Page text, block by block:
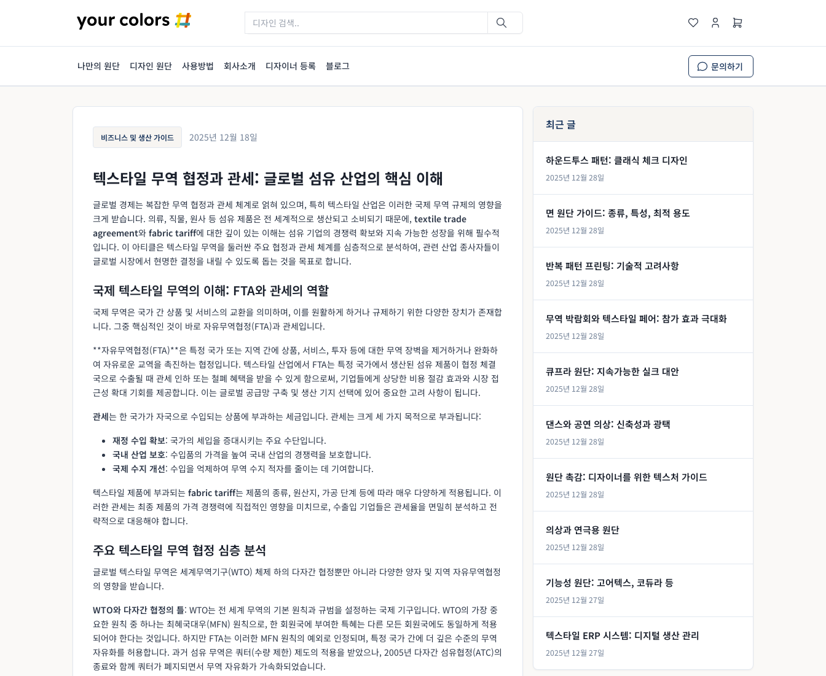
나만의 원단 디자인 원단 사용방법 회사소개 디자이너 등록 블로그 문의하기
비즈니스 및 생산 가이드 2025년 12월 18일
텍스타일 무역 협정과 관세: 글로벌 섬유 산업의 핵심 이해
글로벌 경제는 복잡한 무역 협정과 관세 체계로 얽혀 있으며, 특히 텍스타일 산업은 이러한 국제 무역 규제의 영향을
크게 받습니다. 의류, 직물, 원사 등 섬유 제품은 전 세계적으로 생산되고 소비되기 때문에, textile trade
agreement와 fabric tariff에 대한 깊이 있는 이해는 섬유 기업의 경쟁력 확보와 지속 가능한 성장을 위해 필수적
입니다. 이 아티클은 텍스타일 무역을 둘러싼 주요 협정과 관세 체계를 심층적으로 분석하여, 관련 산업 종사자들이
글로벌 시장에서 현명한 결정을 내릴 수 있도록 돕는 것을 목표로 합니다.
국제 텍스타일 무역의 이해: FTA와 관세의 역할
국제 무역은 국가 간 상품 및 서비스의 교환을 의미하며, 이를 원활하게 하거나 규제하기 위한 다양한 장치가 존재합
니다. 그중 핵심적인 것이 바로 자유무역협정(FTA)과 관세입니다.
**자유무역협정(FTA)**은 특정 국가 또는 지역 간에 상품, 서비스, 투자 등에 대한 무역 장벽을 제거하거나 완화하
여 자유로운 교역을 촉진하는 협정입니다. 텍스타일 산업에서 FTA는 특정 국가에서 생산된 섬유 제품이 협정 체결
국으로 수출될 때 관세 인하 또는 철폐 혜택을 받을 수 있게 함으로써, 기업들에게 상당한 비용 절감 효과와 시장 접
근성 확대 기회를 제공합니다. 이는 글로벌 공급망 구축 및 생산 기지 선택에 있어 중요한 고려 사항이 됩니다.
관세는 한 국가가 자국으로 수입되는 상품에 부과하는 세금입니다. 관세는 크게 세 가지 목적으로 부과됩니다:
재정 수입 확보: 국가의 세입을 증대시키는 주요 수단입니다.
국내 산업 보호: 수입품의 가격을 높여 국내 산업의 경쟁력을 보호합니다.
국제 수지 개선: 수입을 억제하여 무역 수지 적자를 줄이는 데 기여합니다.
텍스타일 제품에 부과되는 fabric tariff는 제품의 종류, 원산지, 가공 단계 등에 따라 매우 다양하게 적용됩니다. 이
러한 관세는 최종 제품의 가격 경쟁력에 직접적인 영향을 미치므로, 수출입 기업들은 관세율을 면밀히 분석하고 전
략적으로 대응해야 합니다.
주요 텍스타일 무역 협정 심층 분석
글로벌 텍스타일 무역은 세계무역기구(WTO) 체제 하의 다자간 협정뿐만 아니라 다양한 양자 및 지역 자유무역협정
의 영향을 받습니다.
WTO와 다자간 협정의 틀: WTO는 전 세계 무역의 기본 원칙과 규범을 설정하는 국제 기구입니다. WTO의 가장 중
요한 원칙 중 하나는 최혜국대우(MFN) 원칙으로, 한 회원국에 부여한 특혜는 다른 모든 회원국에도 동일하게 적용
되어야 한다는 것입니다. 하지만 FTA는 이러한 MFN 원칙의 예외로 인정되며, 특정 국가 간에 더 깊은 수준의 무역
자유화를 허용합니다. 과거 섬유 무역은 쿼터(수량 제한) 제도의 적용을 받았으나, 2005년 다자간 섬유협정(ATC)의
종료와 함께 쿼터가 폐지되면서 무역 자유화가 가속화되었습니다.
최근 글
하운드투스 패턴: 클래식 체크 디자인
2025년 12월 28일
면 원단 가이드: 종류, 특성, 최적 용도
2025년 12월 28일
반복 패턴 프린팅: 기술적 고려사항
2025년 12월 28일
무역 박람회와 텍스타일 페어: 참가 효과 극대화
2025년 12월 28일
큐프라 원단: 지속가능한 실크 대안
2025년 12월 28일
댄스와 공연 의상: 신축성과 광택
2025년 12월 28일
원단 촉감: 디자이너를 위한 텍스처 가이드
2025년 12월 28일
의상과 연극용 원단
2025년 12월 28일
기능성 원단: 고어텍스, 코듀라 등
2025년 12월 27일
텍스타일 ERP 시스템: 디지털 생산 관리
2025년 12월 27일